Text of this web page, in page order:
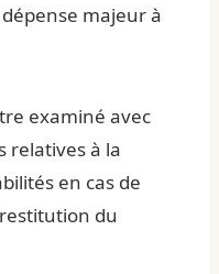
majeur à
examiné avec
relatives à la
en cas de
du